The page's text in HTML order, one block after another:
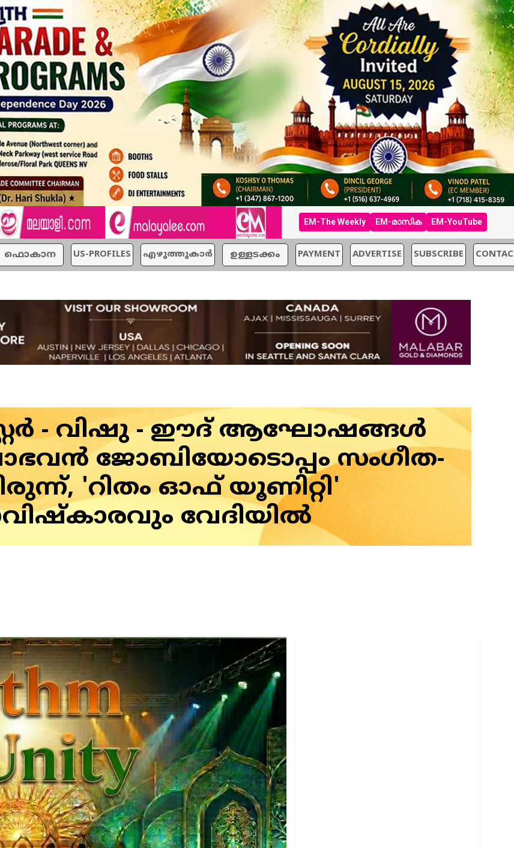
EM-The Weekly EM-മാസിക EM-YouTube
ഫൊകാന US-PROFILES എഴുത്തുകാര്‍ ഉള്ളടക്കം PAYMENT ADVERTISE SUBSCRIBE
- വിഷു - ഈദ് ആഘോഷങ്ങള്‍
ജോബിയോടൊപ്പം സംഗീത-
'റിതം ഓഫ് യൂണിറ്റി'
വേദിയില്‍